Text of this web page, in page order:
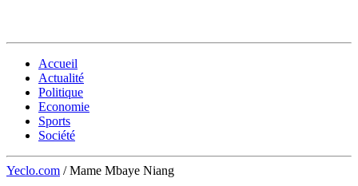
Accueil
Actualité
Politique
Economie
Sports
Société
Yeclo.com / Mame Mbaye Niang